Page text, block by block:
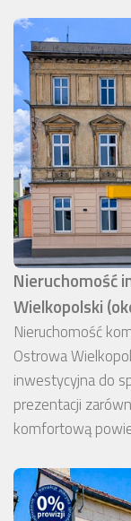
Nieruchomość
Wielkopolski
Nieruchomość
Ostrowa
inwestycyjna do
prezentacji
komfortową